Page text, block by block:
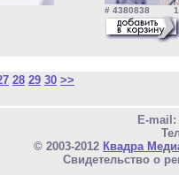
# 4380838 17
28 29 30 >>
E-mail:
© 2003-2012 Квадра
Свидетельство о